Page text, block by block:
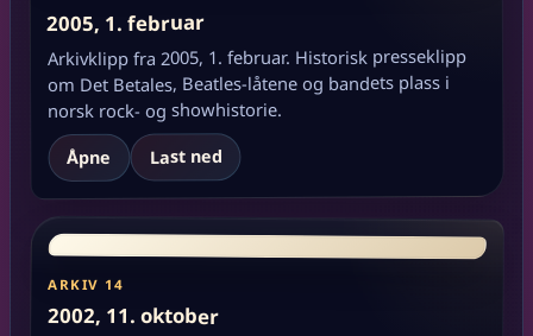
2005, 1. februar
Arkivklipp fra 2005, 1. februar. Historisk presseklipp
om Det Betales, Beatles-låtene og bandets plass i
norsk rock- og showhistorie.
Åpne Last ned
ARKIV 14
2002, 11. oktober